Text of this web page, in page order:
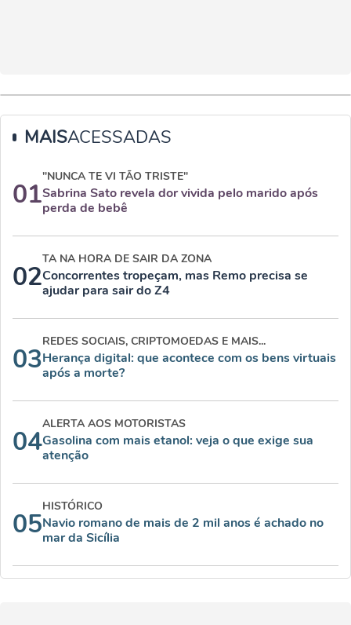
MAISACESSADAS
01
"NUNCA TE VI TÃO TRISTE"
Sabrina Sato revela dor vivida pelo marido após
perda de bebê
02
TA NA HORA DE SAIR DA ZONA
Concorrentes tropeçam, mas Remo precisa se
ajudar para sair do Z4
03
REDES SOCIAIS, CRIPTOMOEDAS E MAIS...
Herança digital: que acontece com os bens virtuais
após a morte?
04
ALERTA AOS MOTORISTAS
Gasolina com mais etanol: veja o que exige sua
atenção
05
HISTÓRICO
Navio romano de mais de 2 mil anos é achado no
mar da Sicília